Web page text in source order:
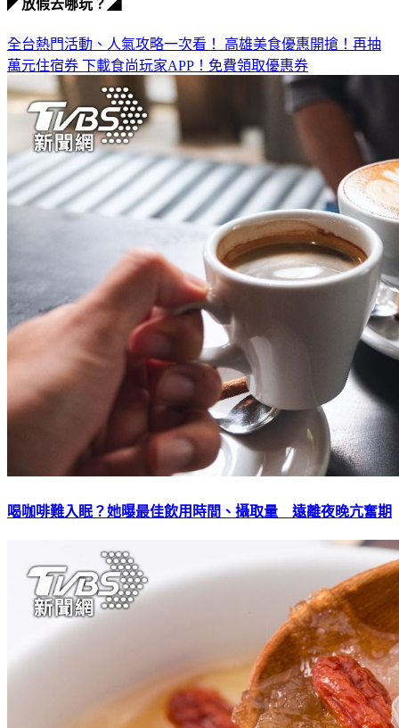
◤放假去哪玩？◢
全台熱門活動、人氣攻略一次看！ 高雄美食優惠開搶！再抽
萬元住宿券 下載食尚玩家APP！免費領取優惠券
喝咖啡難入眠？她曝最佳飲用時間、攝取量 遠離夜晚亢奮期